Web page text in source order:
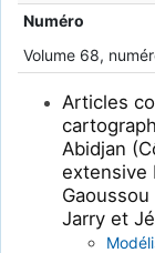
Numéro
Volume 68,
Articles
Abidjan
extensive
Jarry et